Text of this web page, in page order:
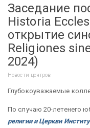
Заседание
Historia
открытие
Religiones
2024)
Новости центров
Глубокоуважаемые
По случаю 20-летенего
религии и Церкви